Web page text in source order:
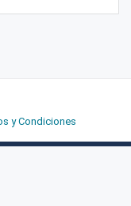
y Condiciones